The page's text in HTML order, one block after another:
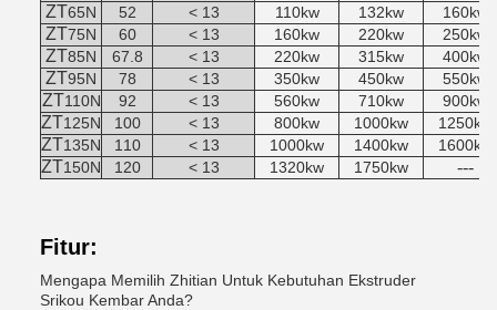
ZT65N 52 < 13 110kw 132kw 160kw
ZT75N 60 < 13 160kw 220kw 250kw
ZT85N 67.8 < 13 220kw 315kw 400kw
ZT95N 78 < 13 350kw 450kw 550kw
ZT110N 92 < 13 560kw 710kw 900kw
ZT125N 100 < 13 800kw 1000kw 1250kw
ZT135N 110 < 13 1000kw 1400kw 1600kw
ZT150N 120 < 13 1320kw 1750kw ---
Fitur:
Mengapa Memilih Zhitian Untuk Kebutuhan Ekstruder
Srikou Kembar Anda?